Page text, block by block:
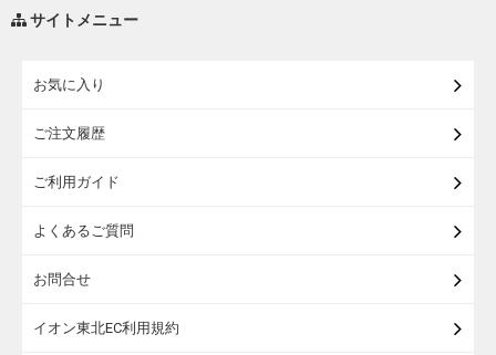
サイトメニュー
お気に入り
ご注文履歴
ご利用ガイド
よくあるご質問
お問合せ
イオン東北EC利用規約